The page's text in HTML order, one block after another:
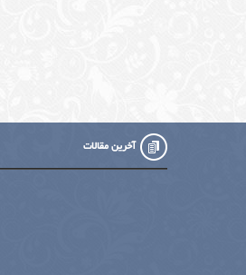
آخرین مقالات